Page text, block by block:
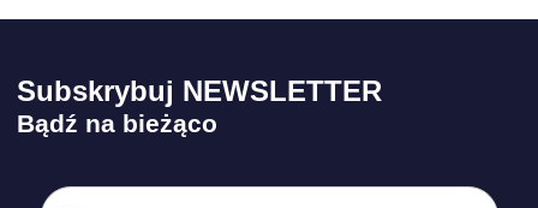
Subskrybuj NEWSLETTER
Bądź na bieżąco